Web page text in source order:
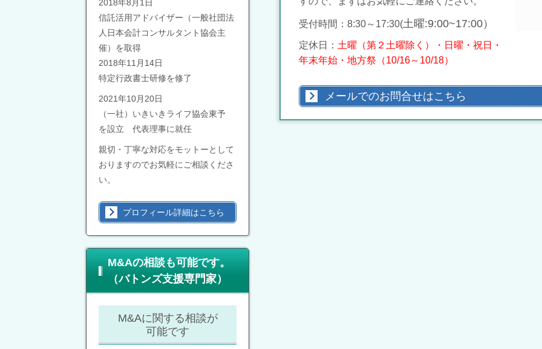
受付時間：8:30～17:30(土曜:9:00~17:00）
定休日： 土曜（第２土曜除く）・日曜・祝日・
年末年始・地方祭（10/16～10/18）
メールでのお問合せはこちら
2018年8月1日
信託活用アドバイザー（一般社団法
人日本会計コンサルタント協会主
催）を取得
2018年11月14日
特定行政書士研修を修了
2021年10月20日
（一社）いきいきライフ協会東予
を設立 代表理事に就任
親切・丁寧な対応をモットーとして
おりますのでお気軽にご相談くださ
い。
プロフィール詳細はこちら
M&Aの相談も可能です。
（バトンズ支援専門家）
M&Aに関する相談が
可能です